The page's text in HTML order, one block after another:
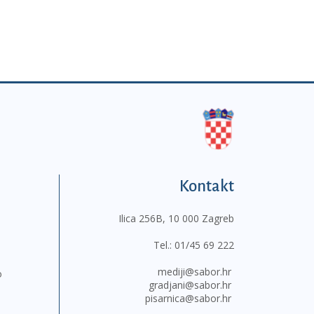
Kontakt
Ilica 256B, 10 000 Zagreb
Tel.: 01/45 69 222
mediji@sabor.hr
gradjani@sabor.hr
pisarnica@sabor.hr